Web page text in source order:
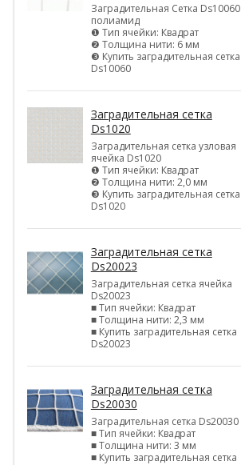
Заградительная Сетка Ds10060
полиамид
❶ Тип ячейки: Квадрат
❷ Толщина нити: 6 мм
❸ Купить заградительная сетка
Ds10060
Заградительная сетка
Ds1020
Заградительная сетка узловая
ячейка Ds1020
❶ Тип ячейки: Квадрат
❷ Толщина нити: 2,0 мм
❸ Купить заградительная сетка
Ds1020
Заградительная сетка
Ds20023
Заградительная сетка ячейка
Ds20023
■ Тип ячейки: Квадрат
■ Толщина нити: 2,3 мм
■ Купить заградительная сетка
Ds20023
Заградительная сетка
Ds20030
Заградительная сетка Ds20030
■ Тип ячейки: Квадрат
■ Толщина нити: 3 мм
■ Купить заградительная сетка